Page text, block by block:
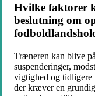
Hvilke faktorer
beslutning om
Træneren kan blive
suspenderinger,
vigtighed og tidligere
der kræver en